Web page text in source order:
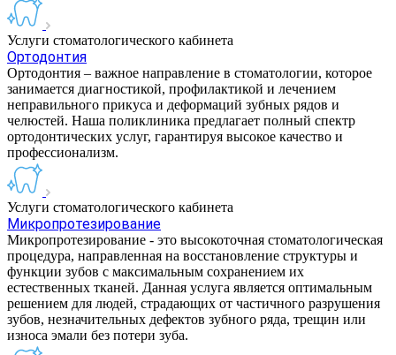
Услуги стоматологического кабинета
Ортодонтия
Ортодонтия – важное направление в стоматологии, которое
занимается диагностикой, профилактикой и лечением
неправильного прикуса и деформаций зубных рядов и
челюстей. Наша поликлиника предлагает полный спектр
ортодонтических услуг, гарантируя высокое качество и
профессионализм.
Услуги стоматологического кабинета
Микропротезирование
Микропротезирование - это высокоточная стоматологическая
процедура, направленная на восстановление структуры и
функции зубов с максимальным сохранением их
естественных тканей. Данная услуга является оптимальным
решением для людей, страдающих от частичного разрушения
зубов, незначительных дефектов зубного ряда, трещин или
износа эмали без потери зуба.